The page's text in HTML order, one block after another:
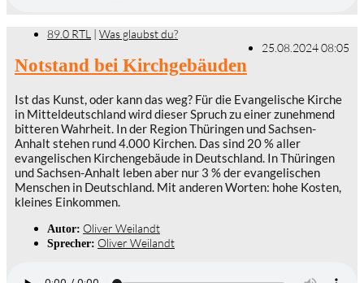
89.0 RTL | Was glaubst du?
25.08.2024 08:05
Notstand bei Kirchgebäuden
Ist das Kunst, oder kann das weg? Für die Evangelische Kirche
in Mitteldeutschland wird dieser Spruch zu einer zunehmend
bitteren Wahrheit. In der Region Thüringen und Sachsen-
Anhalt stehen rund 4.000 Kirchen. Das sind 20 % aller
evangelischen Kirchengebäude in Deutschland. In Thüringen
und Sachsen-Anhalt leben aber nur 3 % der evangelischen
Menschen in Deutschland. Mit anderen Worten: hohe Kosten,
kleines Einkommen.
Autor: Oliver Weilandt
Sprecher: Oliver Weilandt